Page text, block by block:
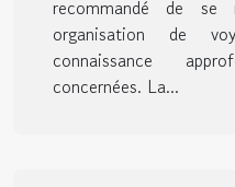
recommandé de se
organisation de
connaissance
concernées. La...